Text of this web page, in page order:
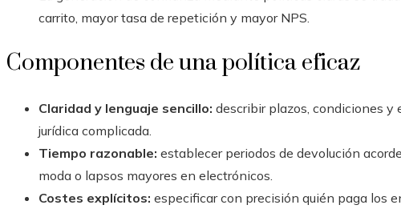
carrito, mayor tasa de repetición y mayor NPS.
Componentes de una política eficaz
Claridad y lenguaje sencillo: describir plazos, condiciones y
jurídica complicada.
Tiempo razonable: establecer periodos de devolución
moda o lapsos mayores en electrónicos.
Costes explícitos: especificar con precisión quién paga los